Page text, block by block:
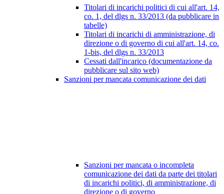
Titolari di incarichi politici di cui all'art. 14,
co. 1, del dlgs n. 33/2013 (da pubblicare in
tabelle)
Titolari di incarichi di amministrazione, di
direzione o di governo di cui all'art. 14, co.
1-bis, del dlgs n. 33/2013
Cessati dall'incarico (documentazione da
pubblicare sul sito web)
Sanzioni per mancata comunicazione dei dati
Sanzioni per mancata o incompleta
comunicazione dei dati da parte dei titolari
di incarichi politici, di amministrazione, di
direzione o di governo